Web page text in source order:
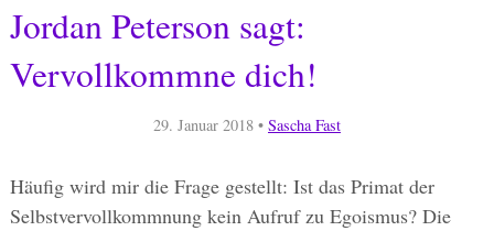
Jordan Peterson sagt:
Vervollkommne dich!
29. Januar 2018• Sascha Fast
Häufig wird mir die Frage gestellt: Ist das Primat der
Selbstvervollkommnung kein Aufruf zu Egoismus? Die